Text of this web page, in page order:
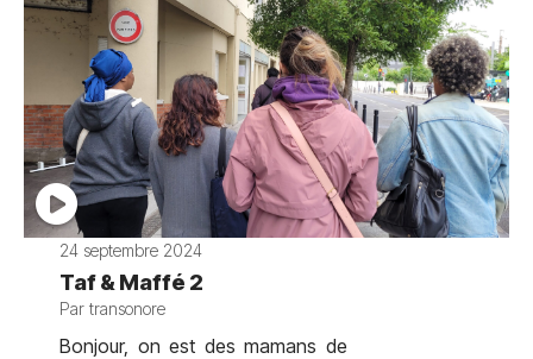
24 septembre 2024
Taf & Maffé 2
Par transonore
Bonjour, on est des mamans de